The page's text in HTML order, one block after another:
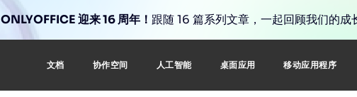
ONLYOFFICE 迎来 16 周年！ 跟随 16 篇系列文章，一起回顾我们的成
文档 协作空间 人工智能 桌面应用 移动应用程序